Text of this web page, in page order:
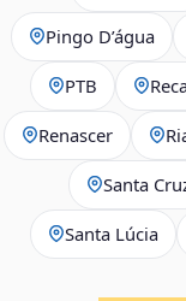
Pingo D’água
PTB
Renascer
Santa
Santa Lúcia